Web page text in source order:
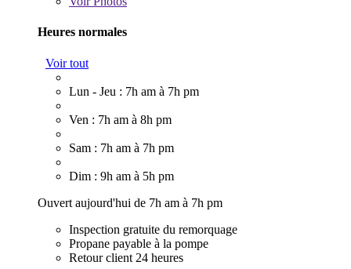
Heures normales
Voir tout
Lun - Jeu : 7h am à 7h pm
Ven : 7h am à 8h pm
Sam : 7h am à 7h pm
Dim : 9h am à 5h pm
Ouvert aujourd'hui de 7h am à 7h pm
Inspection gratuite du remorquage
Propane payable à la pompe
Retour client 24 heures